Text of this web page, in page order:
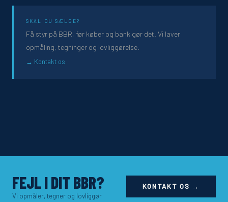
SKAL DU SÆLGE?
Få styr på BBR, før køber og bank gør det. Vi laver
opmåling, tegninger og lovliggørelse.
Kontakt os
FEJL I DIT BBR?
Vi opmåler, tegner og lovliggør
KONTAKT OS →